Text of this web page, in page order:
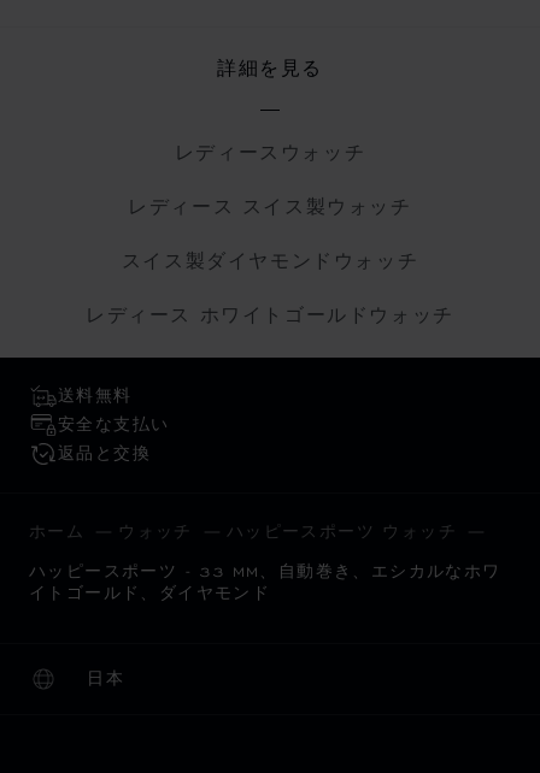
詳細を見る
レディースウォッチ
レディース スイス製ウォッチ
スイス製ダイヤモンドウォッチ
レディース ホワイトゴールドウォッチ
送料無料
安全な支払い
返品と交換
ホーム ウォッチ ハッピースポーツ ウォッチ
ハッピースポーツ - 33 MM、自動巻き、エシカルなホワ
イトゴールド、ダイヤモンド
日本
ローカリゼーション (国の変更)
国の変更